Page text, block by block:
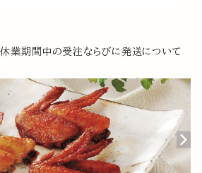
期間中の受注ならびに発送について